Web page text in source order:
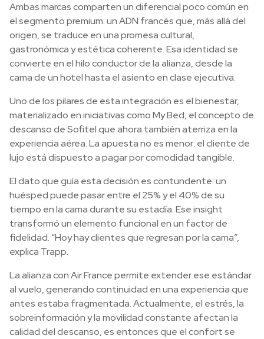
Ambas marcas comparten un diferencial poco común en
el segmento premium: un ADN francés que, más allá del
origen, se traduce en una promesa cultural,
gastronómica y estética coherente. Esa identidad se
convierte en el hilo conductor de la alianza, desde la
cama de un hotel hasta el asiento en clase ejecutiva.
Uno de los pilares de esta integración es el bienestar,
materializado en iniciativas como My Bed, el concepto de
descanso de Sofitel que ahora también aterriza en la
experiencia aérea. La apuesta no es menor: el cliente de
lujo está dispuesto a pagar por comodidad tangible.
El dato que guía esta decisión es contundente: un
huésped puede pasar entre el 25% y el 40% de su
tiempo en la cama durante su estadía. Ese insight
transformó un elemento funcional en un factor de
fidelidad. “Hoy hay clientes que regresan por la cama”,
explica Trapp.
La alianza con Air France permite extender ese estándar
al vuelo, generando continuidad en una experiencia que
antes estaba fragmentada. Actualmente, el estrés, la
sobreinformación y la movilidad constante afectan la
calidad del descanso, es entonces que el confort se